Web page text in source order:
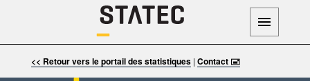
<< Retour vers le portail des statistiques| Contact 🖃